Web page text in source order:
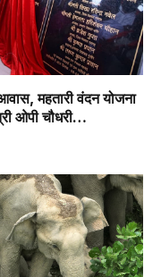
महतारी वंदन योजना
ओपी चौधरी…